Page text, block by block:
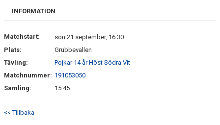
MATCHER
INFORMATION
Matchstart:
sön 21 september, 16:30
Plats:
Grubbevallen
Tävling:
Pojkar 14 år Höst Södra Vit
Matchnummer: 191053050
Samling:
15:45
<< Tillbaka